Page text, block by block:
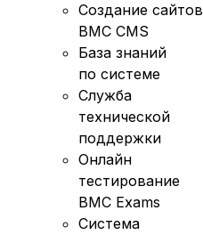
Создание сайтов
BMC CMS
База знаний
по системе
Служба
технической
поддержки
Онлайн
тестирование
BMC Exams
Система